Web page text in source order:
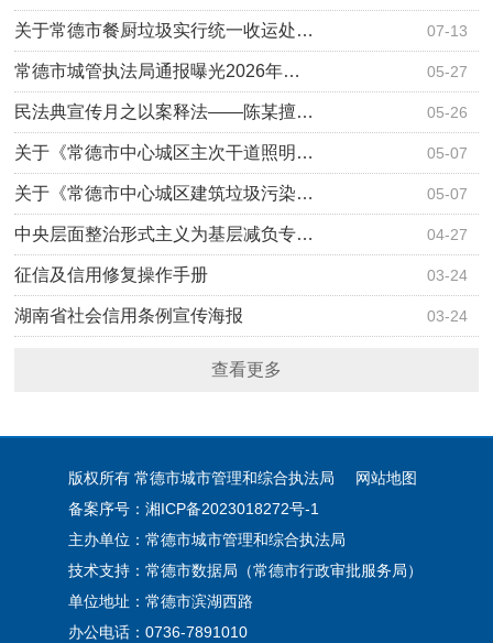
07-13
关于常德市餐厨垃圾实行统一收运处…
05-27
​常德市城管执法局通报曝光2026年…
05-26
民法典宣传月之以案释法——陈某擅…
05-07
关于《常德市中心城区主次干道照明…
05-07
关于《常德市中心城区建筑垃圾污染…
04-27
中央层面整治形式主义为基层减负专…
03-24
征信及信用修复操作手册
03-24
湖南省社会信用条例宣传海报
查看更多
版权所有 常德市城市管理和综合执法局
网站地图
备案序号：湘ICP备2023018272号-1
主办单位：常德市城市管理和综合执法局
技术支持：常德市数据局（常德市行政审批服务局）
单位地址：常德市滨湖西路
办公电话：0736-7891010